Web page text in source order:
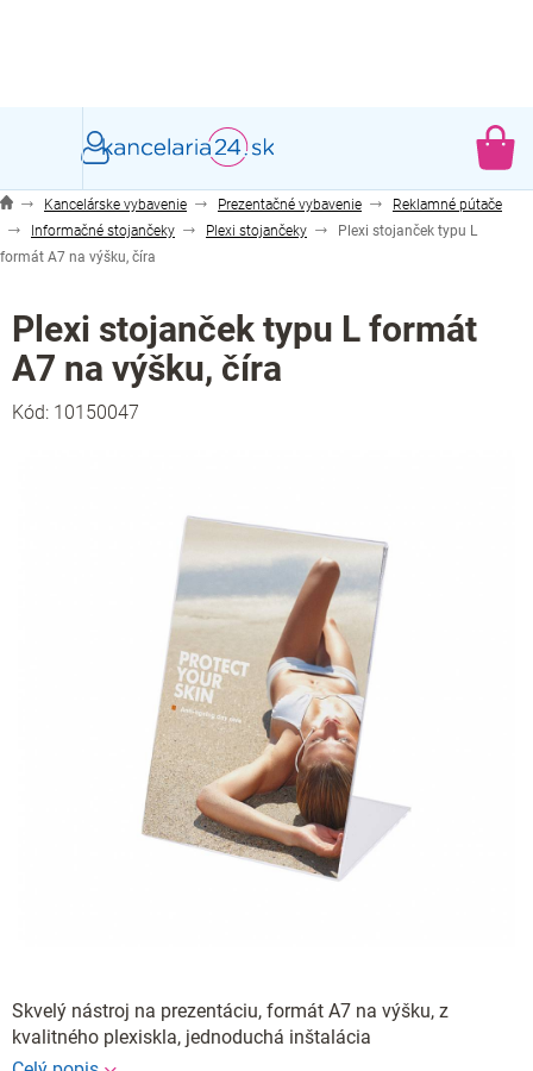
Kancelárske vybavenie Prezentačné vybavenie
Reklamné pútače
Informačné stojančeky
Plexi stojančeky
Plexi stojanček typu L
formát A7 na výšku, číra
Plexi stojanček typu L formát
A7 na výšku, číra
Kód: 10150047
Skvelý nástroj na prezentáciu, formát A7 na výšku, z
kvalitného plexiskla, jednoduchá inštalácia